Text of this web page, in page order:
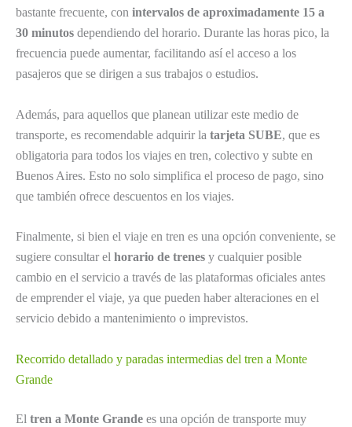
bastante frecuente, con intervalos de aproximadamente 15 a
30 minutos dependiendo del horario. Durante las horas pico, la
frecuencia puede aumentar, facilitando así el acceso a los
pasajeros que se dirigen a sus trabajos o estudios.
Además, para aquellos que planean utilizar este medio de
transporte, es recomendable adquirir la tarjeta SUBE, que es
obligatoria para todos los viajes en tren, colectivo y subte en
Buenos Aires. Esto no solo simplifica el proceso de pago, sino
que también ofrece descuentos en los viajes.
Finalmente, si bien el viaje en tren es una opción conveniente, se
sugiere consultar el horario de trenes y cualquier posible
cambio en el servicio a través de las plataformas oficiales antes
de emprender el viaje, ya que pueden haber alteraciones en el
servicio debido a mantenimiento o imprevistos.
Recorrido detallado y paradas intermedias del tren a Monte
Grande
El tren a Monte Grande es una opción de transporte muy